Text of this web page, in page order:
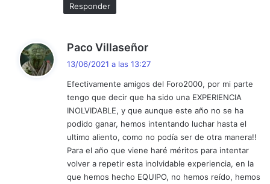
Responder
Paco Villaseñor
e
:
13/06/2021 a las 13:27
Efectivamente amigos del Foro2000, por mi parte
tengo que decir que ha sido una EXPERIENCIA
INOLVIDABLE, y que aunque este año no se ha
podido ganar, hemos intentando luchar hasta el
ultimo aliento, como no podía ser de otra manera!!
Para el año que viene haré méritos para intentar
volver a repetir esta inolvidable experiencia, en la
que hemos hecho EQUIPO, no hemos reído, hemos